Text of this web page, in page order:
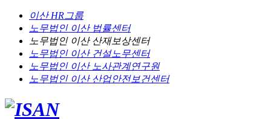
이산 HR그룹
노무법인 이산법률센터
노무법인 이산산재보상센터
노무법인 이산건설노무센터
노무법인 이산노사관계연구원
노무법인 이산산업안전보건센터